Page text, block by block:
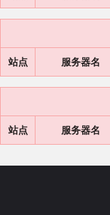
站点 服务器名
站点 服务器名